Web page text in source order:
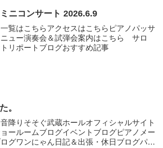
ニコンサート 2026.6.9
覧はこちらアクセスはこちらピアノパッサ
ュー演奏会＆試弾会案内はこちら サロ
リポートブログおすすめ記事
。
降りそそぐ武蔵ホールオフィシャルサイト
ールームブログイベントブログピアノメー
グワンにゃん日記＆出張・休日ブログパッ